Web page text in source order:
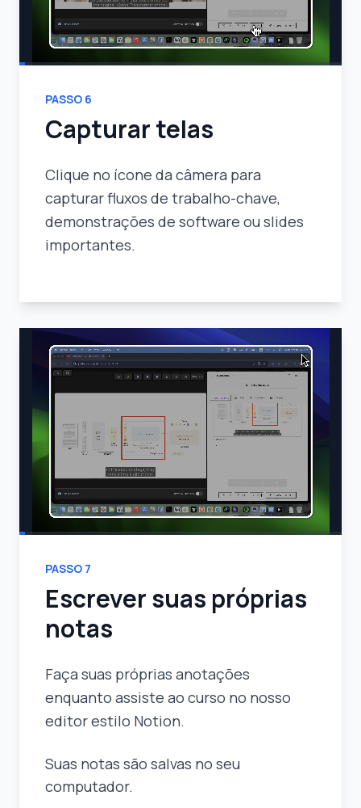
PASSO 6
Capturar telas
Clique no ícone da câmera para
capturar fluxos de trabalho-chave,
demonstrações de software ou slides
importantes.
PASSO 7
Escrever suas próprias
notas
Faça suas próprias anotações
enquanto assiste ao curso no nosso
editor estilo Notion.
Suas notas são salvas no seu
computador.